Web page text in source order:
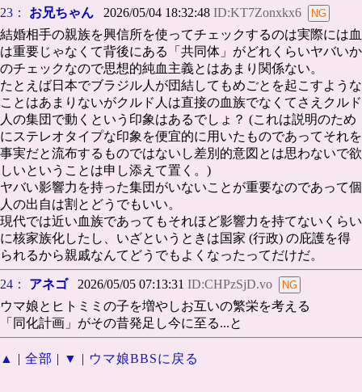
23： お兄ちゃん 2026/05/04 18:32:48 ID:KT7Zonxkx6
結婚相手の親族を興信所を使ってチェックするのは実際には血
は重要じゃなくて背後にある「共同体」がどれくらいヤバいか
のチェックなので思想的純血主義とはあまり関係ない。
たとえば日本でブラジル人が団結してもめごとを起こすような
ことはあまりないがクルド人は直接の血族でなくてさえクルド
人の集団で動くという印象はあるでしょ？ (これは説明のため
にステレオタイプな印象を便宜的に用いたものであってそれを
事実だと流布するものではないし差別的意図とは思わないで欲
しいということは申し添えて置く。)
ヤバい影響力を持った集団がいないことが重要なのであって個
人の出自は割とどうでもいい。
現代では近い血族であってもそれほど影響力を持てないくらい
に核家族化したし、いざというときは国家 (行政) の庇護を得
られるから親戚なんてどうでもよくなったってだけだ。
24： アネゴ2026/05/05 07:13:31 ID:CHPzSjD.vo
ウマ娘とヒトミミの子を増やしお互いの繁栄を考える
「同化計画」がその昔発足し今に至る...と
▲ | 全部 | ▼ | ウマ娘BBSに戻る